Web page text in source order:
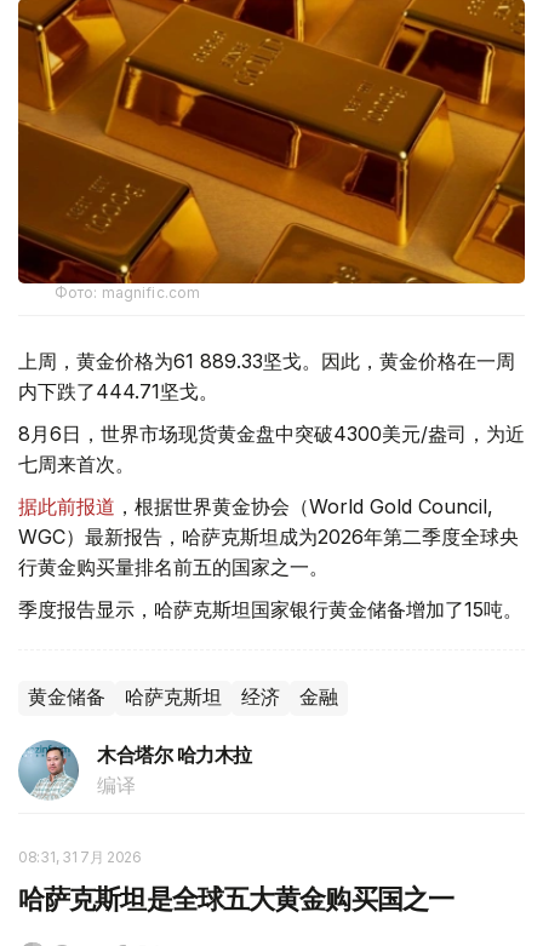
Фото: magnific.com
上周，黄金价格为61 889.33坚戈。因此，黄金价格在一周
内下跌了444.71坚戈。
8月6日，世界市场现货黄金盘中突破4300美元/盎司，为近
七周来首次。
据此前报道 ，根据世界黄金协会（World Gold Council,
WGC）最新报告，哈萨克斯坦成为2026年第二季度全球央
行黄金购买量排名前五的国家之一。
季度报告显示，哈萨克斯坦国家银行黄金储备增加了15吨。
黄金储备 哈萨克斯坦 经济 金融
木合塔尔 哈力木拉
编译
08:31, 31 7月 2026
哈萨克斯坦是全球五大黄金购买国之一